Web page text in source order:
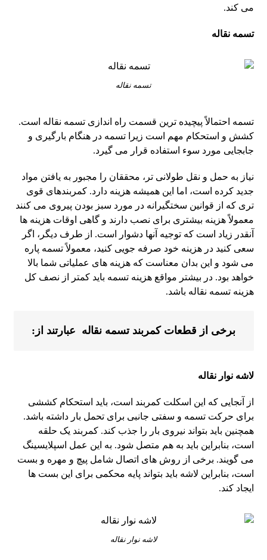
می کند.
تسمه نقاله
تسمه نقاله
تسمه احتمالاً پیچیده ترین قسمت راه اندازی تسمه نقاله است.
کشش و استحکام مهم است زیرا تسمه در هنگام بارگیری و
جابجایی مورد سوء استفاده قرار می گیرد.
نیاز به حمل و نقل طولانی تر، محققان را مجبور به یافتن مواد
جدید کرده است، اما این همیشه هزینه دارد. کمربندهای قوی
تری که از قوانین سختگیرانه در مورد سبز بودن پیروی می کنند
معمولاً هزینه بیشتری برای نصب دارند و گاهی اوقات هزینه ها
آنقدر زیاد است که توجیه آنها دشوار است. از طرف دیگر، اگر
سعی کنید در هزینه خود صرفه جویی کنید، معمولاً تسمه پاره
می شود و این بدان معناست که هزینه های عملیاتی شما بالا
خواهد بود. در بیشتر مواقع هزینه تسمه باید کمتر از نصف کل
هزینه تسمه نقاله باشد.
برخی از قطعات کمربند تسمه نقاله عبارتند از:
لاشه نوار نقاله
از آنجایی که این اسکلت کمربند است، باید استحکام کششی
برای حرکت تسمه و سفتی جانبی برای تحمل بار داشته باشد.
همچنین باید بتواند نیروی بار را جذب کند. کمربند یک حلقه
است، بنابراین باید به هم متصل شود. به این عمل اسپلایسینگ
می گویند. برخی از روش های اتصال شامل پیچ و مهره و بست
است، بنابراین لاشه باید بتواند پایه محکمی برای این بست ها
ایجاد کند.
لاشه نوار نقاله